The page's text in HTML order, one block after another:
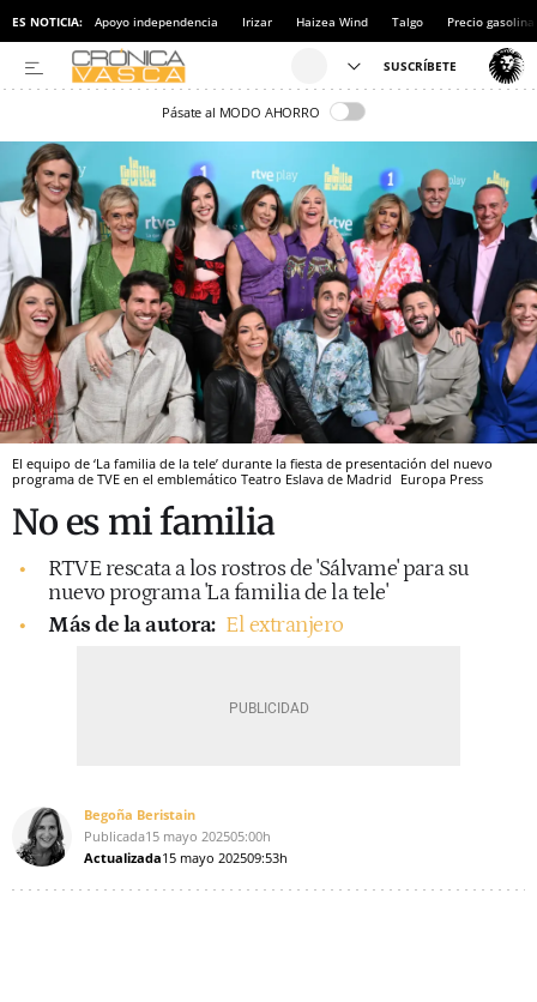
ES NOTICIA: Apoyo independencia Irizar Haizea Wind Talgo Precio gasolina
Pásate al MODO AHORRO
El equipo de ‘La familia de la tele’ durante la fiesta de presentación del nuevo
programa de TVE en el emblemático Teatro Eslava de Madrid Europa Press
No es mi familia
RTVE rescata a los rostros de 'Sálvame' para su
nuevo programa 'La familia de la tele'
Más de la autora: El extranjero
Begoña Beristain
Publicada15 mayo 202505:00h
Actualizada15 mayo 202509:53h